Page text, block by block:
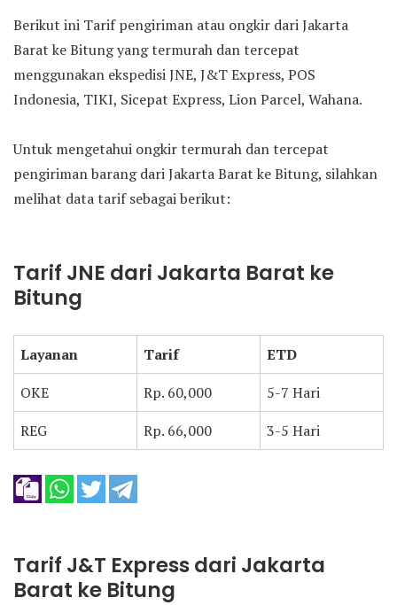
Berikut ini Tarif pengiriman atau ongkir dari Jakarta
Barat ke Bitung yang termurah dan tercepat
menggunakan ekspedisi JNE, J&T Express, POS
Indonesia, TIKI, Sicepat Express, Lion Parcel, Wahana.
Untuk mengetahui ongkir termurah dan tercepat
pengiriman barang dari Jakarta Barat ke Bitung, silahkan
melihat data tarif sebagai berikut:
Tarif JNE dari Jakarta Barat ke
Bitung
Layanan Tarif
ETD
OKE
Rp. 60,000
5-7 Hari
REG
Rp. 66,000 3-5 Hari
Tarif J&T Express dari Jakarta
Barat ke Bitung